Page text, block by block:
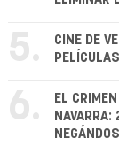
5.
CINE DE
6.
EL
NAVARRA: